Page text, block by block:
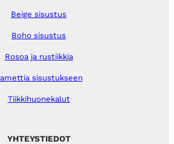
YHTEYSTIEDOT
Beige sisustus
Boho sisustus
Rosoa ja rustiikkia
sisustukseen
Tiikkihuonekalut